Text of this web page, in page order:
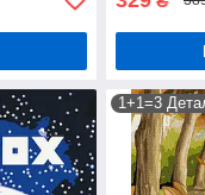
1+1=3